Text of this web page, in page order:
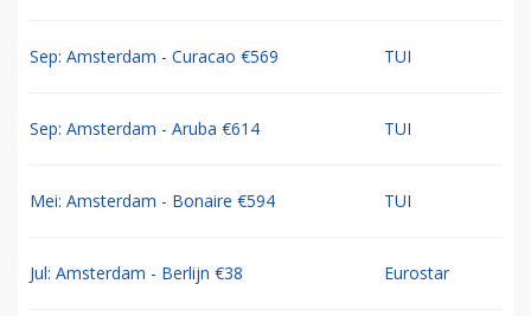
Sep: Amsterdam - Curacao €569 TUI
Sep: Amsterdam - Aruba €614 TUI
Mei: Amsterdam - Bonaire €594 TUI
Jul: Amsterdam - Berlijn €38 Eurostar